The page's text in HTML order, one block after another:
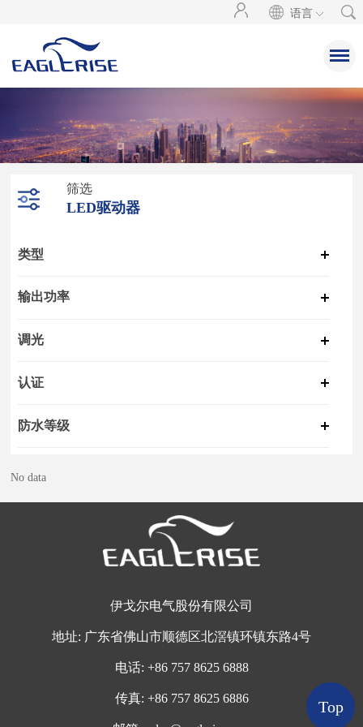
语言
筛选
LED驱动器
类型
输出功率
调光
认证
防水等级
No data
伊戈尔电气股份有限公司
地址: 广东省佛山市顺德区北滘镇环镇东路4号
电话: +86 757 8625 6888
传真: +86 757 8625 6886 Top